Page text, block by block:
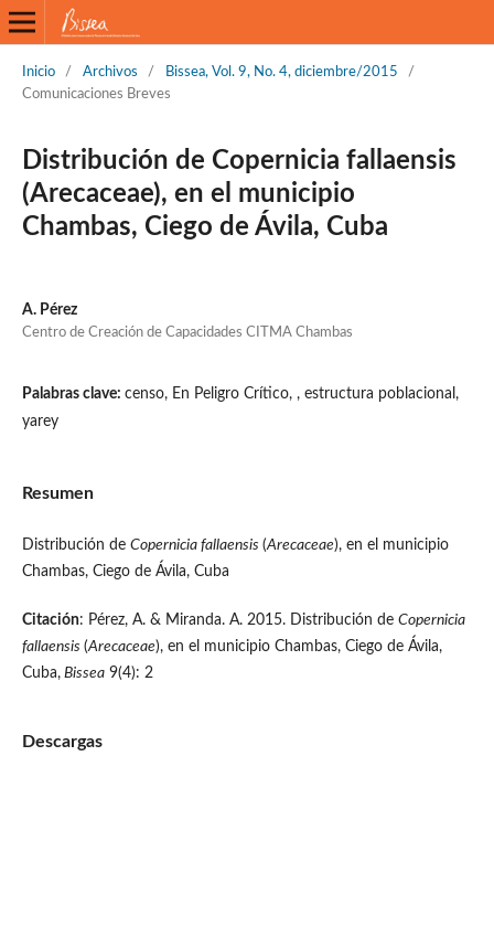
Inicio / Archivos / Bissea, Vol. 9, No. 4, diciembre/2015
/
Comunicaciones Breves
Distribución de Copernicia fallaensis
(Arecaceae), en el municipio
Chambas, Ciego de Ávila, Cuba
A. Pérez
Centro de Creación de Capacidades CITMA Chambas
Palabras clave: censo, En Peligro Crítico, , estructura poblacional,
yarey
Resumen
Distribución de Copernicia fallaensis (Arecaceae), en el municipio
Chambas, Ciego de Ávila, Cuba
Citación: Pérez, A. & Miranda. A. 2015. Distribución de Copernicia
fallaensis (Arecaceae), en el municipio Chambas, Ciego de Ávila,
Cuba,Bissea9(4): 2
Descargas